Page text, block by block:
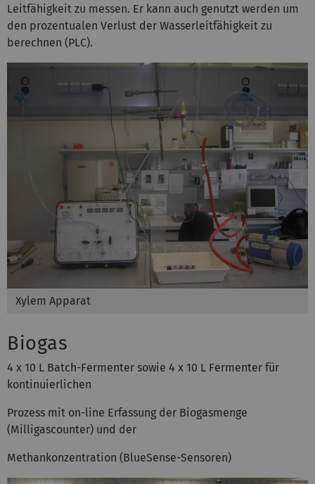
Leitfähigkeit zu messen. Er kann auch genutzt werden um
den prozentualen Verlust der Wasserleitfähigkeit zu
berechnen (PLC).
Xylem Apparat
Biogas
4 x 10 L Batch-Fermenter sowie 4 x 10 L Fermenter für
kontinuierlichen
Prozess mit on-line Erfassung der Biogasmenge
(Milligascounter) und der
Methankonzentration (BlueSense-Sensoren)